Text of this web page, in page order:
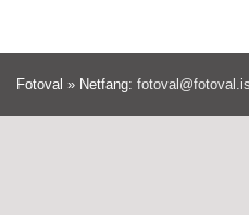
Fotoval » Netfang: fotoval@fotoval.is